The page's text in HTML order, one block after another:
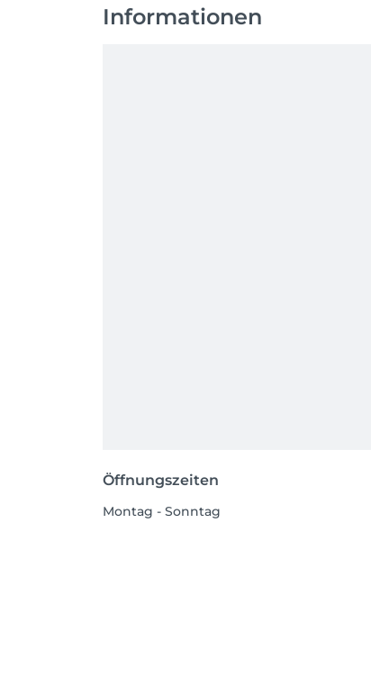
Informationen
Öffnungszeiten
Montag - Sonntag